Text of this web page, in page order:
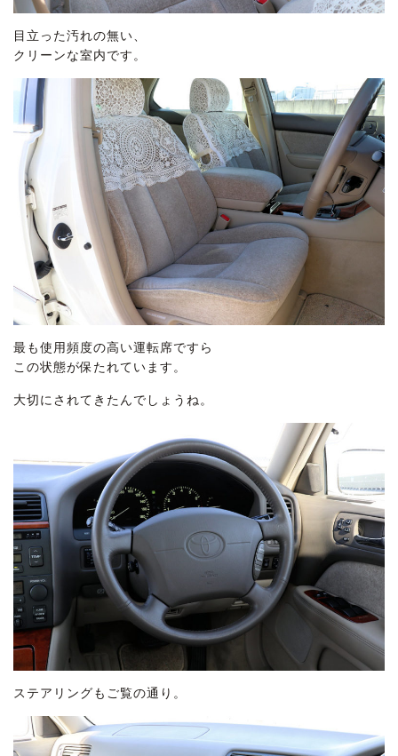
目立った汚れの無い、
クリーンな室内です。
最も使用頻度の高い運転席ですら
この状態が保たれています。
大切にされてきたんでしょうね。
ステアリングもご覧の通り。